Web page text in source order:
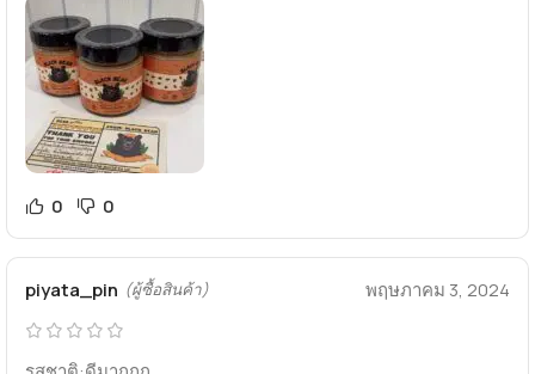
0 0
piyata_pin (ผู้ซื้อสินค้า) พฤษภาคม 3, 2024